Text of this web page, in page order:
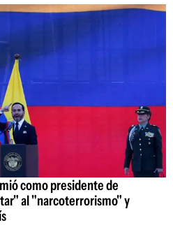
como presidente de
al "narcoterrorismo" y